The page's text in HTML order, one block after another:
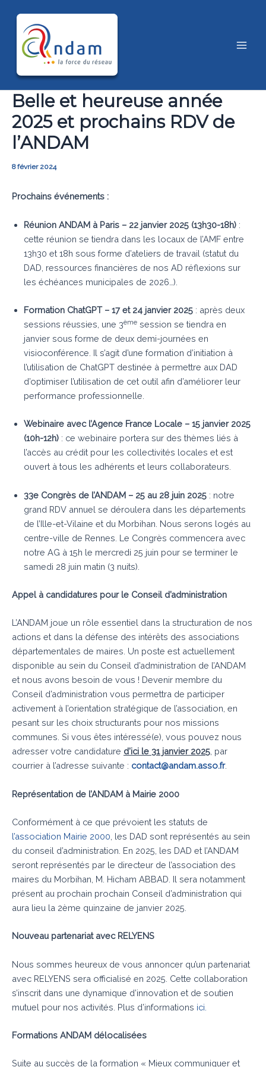
contenu
Belle et heureuse année
2025 et prochains RDV de
l’ANDAM
8 février 2024
Prochains événements :
Réunion ANDAM à Paris – 22 janvier 2025 (13h30-18h) :
cette réunion se tiendra dans les locaux de l’AMF entre
13h30 et 18h sous forme d’ateliers de travail (statut du
DAD, ressources financières de nos AD réflexions sur
les échéances municipales de 2026…).
Formation ChatGPT – 17 et 24 janvier 2025 : après deux
sessions réussies, une 3ème session se tiendra en
janvier sous forme de deux demi-journées en
visioconférence. Il s’agit d’une formation d’initiation à
l’utilisation de ChatGPT destinée à permettre aux DAD
d’optimiser l’utilisation de cet outil afin d’améliorer leur
performance professionnelle.
Webinaire avec l’Agence France Locale – 15 janvier 2025
(10h-12h) : ce webinaire portera sur des thèmes liés à
l’accès au crédit pour les collectivités locales et est
ouvert à tous les adhérents et leurs collaborateurs.
33e Congrès de l’ANDAM – 25 au 28 juin 2025 : notre
grand RDV annuel se déroulera dans les départements
de l’Ille-et-Vilaine et du Morbihan. Nous serons logés au
centre-ville de Rennes. Le Congrès commencera avec
notre AG à 15h le mercredi 25 juin pour se terminer le
samedi 28 juin matin (3 nuits).
Appel à candidatures pour le Conseil d’administration
L’ANDAM joue un rôle essentiel dans la structuration de nos
actions et dans la défense des intérêts des associations
départementales de maires. Un poste est actuellement
disponible au sein du Conseil d’administration de l’ANDAM
et nous avons besoin de vous ! Devenir membre du
Conseil d’administration vous permettra de participer
activement à l’orientation stratégique de l’association, en
pesant sur les choix structurants pour nos missions
communes. Si vous êtes intéressé(e), vous pouvez nous
adresser votre candidature d’ici le 31 janvier 2025 , par
courrier à l’adresse suivante : contact@andam.asso.fr.
Représentation de l’ANDAM à Mairie 2000
Conformément à ce que prévoient les statuts de
l’association Mairie 2000 , les DAD sont représentés au sein
du conseil d’administration. En 2025, les DAD et l’ANDAM
seront représentés par le directeur de l’association des
maires du Morbihan, M. Hicham ABBAD. Il sera notamment
présent au prochain prochain Conseil d’administration qui
aura lieu la 2ème quinzaine de janvier 2025.
Nouveau partenariat avec RELYENS
Nous sommes heureux de vous annoncer qu’un partenariat
avec RELYENS sera officialisé en 2025. Cette collaboration
s’inscrit dans une dynamique d’innovation et de soutien
mutuel pour nos activités. Plus d’informations ici.
Formations ANDAM délocalisées
Suite au succès de la formation « Mieux communiquer et